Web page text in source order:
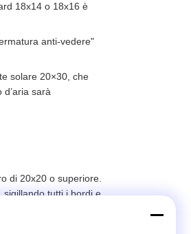
18x14 o 18x16 è
anti-vedere"
solare 20×30, che
sarà
di 20x20 o superiore.
sigillando tutti i bordi e
la rete più sottile è